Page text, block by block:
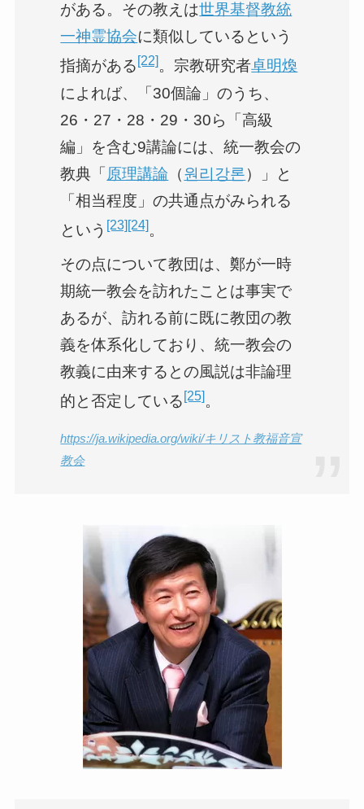
がある。その教えは世界基督教統
一神霊協会に類似しているという
指摘がある [22] 。宗教研究者卓明煥
によれば、「30個論」のうち、
26・27・28・29・30ら「高級
編」を含む9講論には、統一教会の
教典「原理講論 （원리강론）」と
「相当程度」の共通点がみられる
という [23] [24] 。
その点について教団は、鄭が一時
期統一教会を訪れたことは事実で
あるが、訪れる前に既に教団の教
義を体系化しており、統一教会の
教義に由来するとの風説は非論理
的と否定している [25] 。
https://ja.wikipedia.org/wiki/キリスト教福音宣
教会